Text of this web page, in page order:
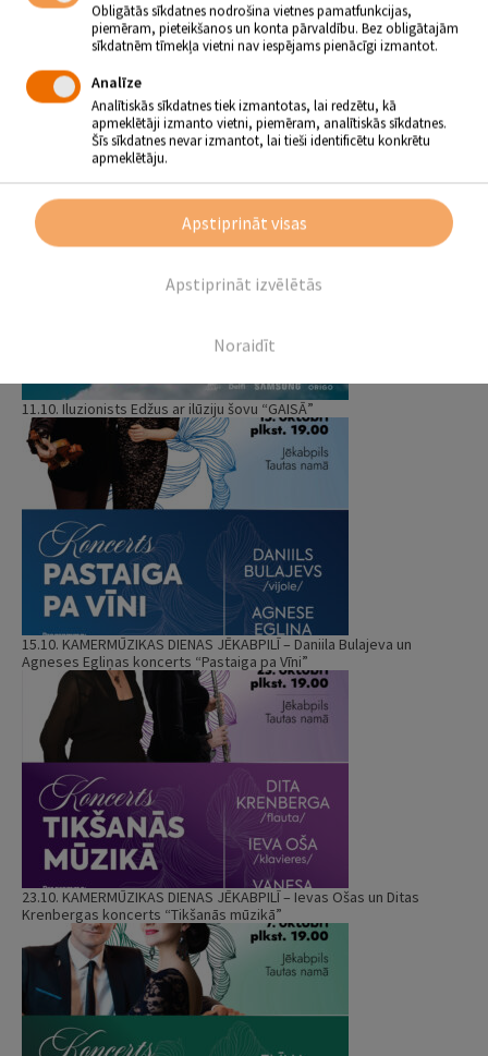
04.12. Andrejs Osokins, Edgars Ošleja “Dvēseles dziemas un ārijas”
11.10. Iluzionists Edžus ar ilūziju šovu “GAISĀ”
15.10. KAMERMŪZIKAS DIENAS JĒKABPILĪ – Daniila Bulajeva un
Agneses Egliņas koncerts “Pastaiga pa Vīni”
23.10. KAMERMŪZIKAS DIENAS JĒKABPILĪ – Ievas Ošas un Ditas
Krenbergas koncerts “Tikšanās mūzikā”
Obligātās sīkdatnes nodrošina vietnes pamatfunkcijas,
piemēram, pieteikšanos un konta pārvaldību. Bez obligātajām
sīkdatnēm tīmekļa vietni nav iespējams pienācīgi izmantot.
Analīze
Analītiskās sīkdatnes tiek izmantotas, lai redzētu, kā
apmeklētāji izmanto vietni, piemēram, analītiskās sīkdatnes.
Šīs sīkdatnes nevar izmantot, lai tieši identificētu konkrētu
apmeklētāju.
Noraidīt
Apstiprināt izvēlētās
Apstiprināt visas